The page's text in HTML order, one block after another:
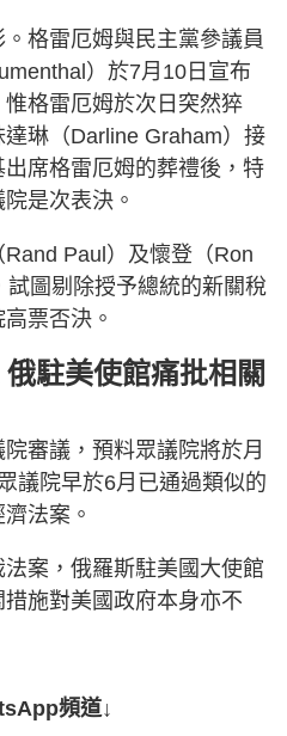
格雷厄姆與民主黨參議員
）於7月10日宣布
格雷厄姆於次日突然猝
琳（Darline Graham）接
席格雷厄姆的葬禮後，特
是次表決。
Paul）及懷登（Ron
圖剔除授予總統的新關稅
票否決。
駐美使館痛批相關
審議，預料眾議院將於月
議院早於6月已通過類似的
法案。
案，俄羅斯駐美國大使館
施對美國政府本身亦不
頻道↓